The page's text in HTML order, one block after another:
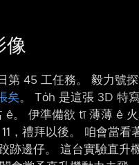
像
第 45 工任務。 毅力號
矣。 To̍h 是這張 3D 特
ê。 伊準備欲 tī 薄薄 ê
，禮拜以後。 咱會當看
跡邊仔。 這台實驗直升